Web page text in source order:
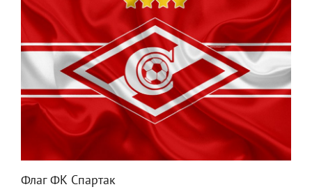
Флаг ФК Спартак